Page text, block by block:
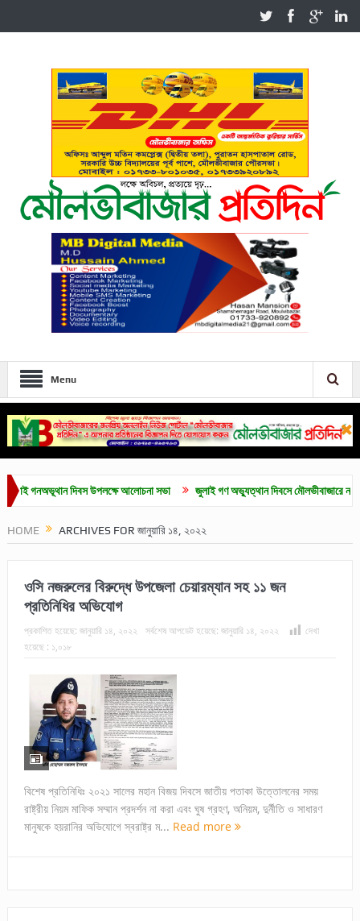
Menu
দিবস উপলক্ষে আলোচনা সভা জুলাই গণ অভ্যুত্থান দিবসে মৌলভীবাজারে নানা কর্মসূচি
HOME ARCHIVES FOR জানুয়ারি ১৪, ২০২২
ওসি নজরুলের বিরুদ্ধে উপজেলা চেয়ারম্যান সহ ১১ জন
প্রতিনিধির অভিযোগ
প্রকাশিত হয়েছে: জানুয়ারি ১৪, ২০২২ সর্বশেষ আপডেট হয়েছে: জানুয়ারি ১৪, ২০২২
দেখা
হয়েছে : ১,০১৮
বিশেষ প্রতিনিধিঃ ২০২১ সালের মহান বিজয় দিবসে জাতীয় পতাকা উত্তোলনের সময়
রাষ্ট্রীয় নিয়ম মাফিক সম্মান প্রদর্শন না করা এবং ঘুষ গ্রহণ, অনিয়ম, দুর্নীতি ও সাধারণ
মানুষকে হয়রানির অভিযোগে স্বরাষ্ট্র ম... Read more